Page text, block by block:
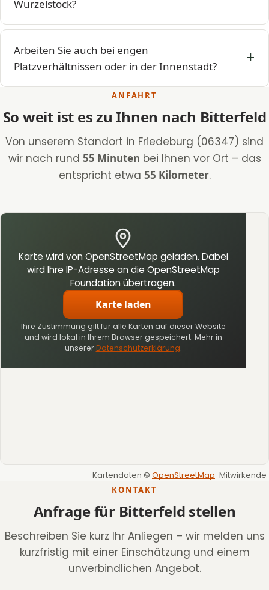
Wurzelstock?
Arbeiten Sie auch bei engen
Platzverhältnissen oder in der Innenstadt?
ANFAHRT
So weit ist es zu Ihnen nach Bitterfeld
Von unserem Standort in Friedeburg (06347) sind
wir nach rund 55 Minuten bei Ihnen vor Ort – das
entspricht etwa 55 Kilometer.
Karte wird von OpenStreetMap geladen. Dabei
wird Ihre IP-Adresse an die OpenStreetMap
Foundation übertragen.
Karte laden
Ihre Zustimmung gilt für alle Karten auf dieser Website
und wird lokal in Ihrem Browser gespeichert. Mehr in
unsererDatenschutzerklärung.
Kartendaten © OpenStreetMap-Mitwirkende
KONTAKT
Anfrage für Bitterfeld stellen
Beschreiben Sie kurz Ihr Anliegen – wir melden uns
kurzfristig mit einer Einschätzung und einem
unverbindlichen Angebot.